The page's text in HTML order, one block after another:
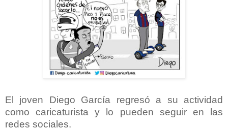
El joven Diego García regresó a su actividad
como caricaturista y lo pueden seguir en las
redes sociales.